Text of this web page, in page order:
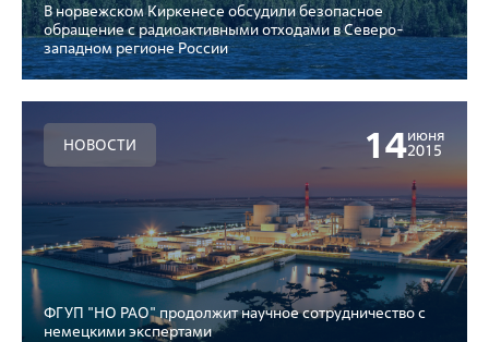
В норвежском Киркенесе обсудили безопасное
обращение с радиоактивными отходами в Северо-
западном регионе России
НОВОСТИ 14июня
2015
ФГУП "НО РАО" продолжит научное сотрудничество с
немецкими экспертами